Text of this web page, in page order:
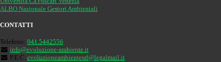
ALBO Nazionale Gestori Ambientali
CONTATTI
Telefono: 041.5442556
info@evoluzione-ambiente.it
P.E.C. evoluzioneambientesrl@legalmail.it